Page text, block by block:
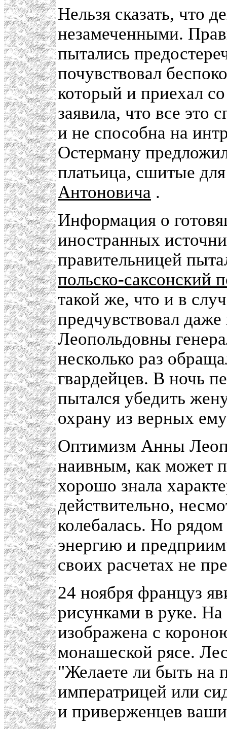
Нельзя сказать, что
незамеченными.
пытались
почувствовал
который и приехал
заявила, что все это
и не способна на
Остерману
платьица, сшитые
Антоновича .
Информация о
иностранных
правительницей
польско-саксонский
такой же, что и в
предчувствовал
Леопольдовны
несколько раз
гвардейцев. В ночь
пытался убедить
охрану из верных
Оптимизм Анны
наивным, как может
хорошо знала
действительно,
колебалась. Но
энергию и
своих расчетах не
24 ноября француз
рисунками в руке.
изображена с
монашеской рясе.
"Желаете ли быть на
императрицей или
и приверженцев